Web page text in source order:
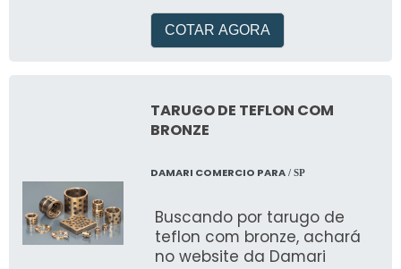
desgaste intenso.
Durabilidade excepcional
para as aplicações mais
peça de
COTAR AGORA
TARUGO DE TEFLON COM
BRONZE
DAMARI COMERCIO PARA/ SP
Buscando por tarugo de
teflon com bronze, achará
no website da Damari